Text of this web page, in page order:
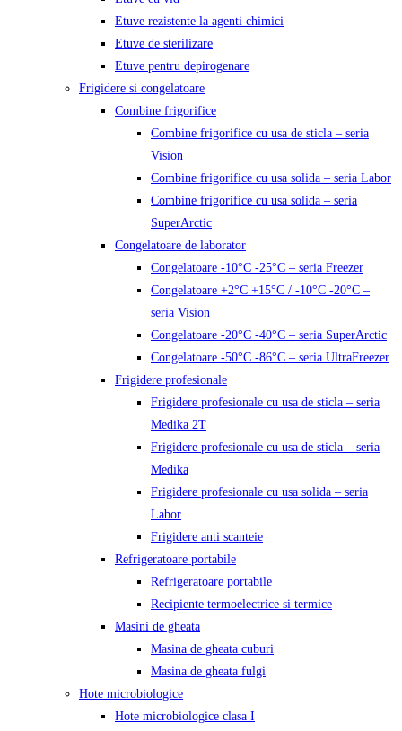
Etuve rezistente la agenti chimici
Etuve de sterilizare
Etuve pentru depirogenare
Frigidere si congelatoare
Combine frigorifice
Combine frigorifice cu usa de sticla – seria
Vision
Combine frigorifice cu usa solida – seria Labor
Combine frigorifice cu usa solida – seria
SuperArctic
Congelatoare de laborator
Congelatoare -10°C -25°C – seria Freezer
Congelatoare +2°C +15°C / -10°C -20°C –
seria Vision
Congelatoare -20°C -40°C – seria SuperArctic
Congelatoare -50°C -86°C – seria UltraFreezer
Frigidere profesionale
Frigidere profesionale cu usa de sticla – seria
Medika 2T
Frigidere profesionale cu usa de sticla – seria
Medika
Frigidere profesionale cu usa solida – seria
Labor
Frigidere anti scanteie
Refrigeratoare portabile
Refrigeratoare portabile
Recipiente termoelectrice si termice
Masini de gheata
Masina de gheata cuburi
Masina de gheata fulgi
Hote microbiologice
Hote microbiologice clasa I